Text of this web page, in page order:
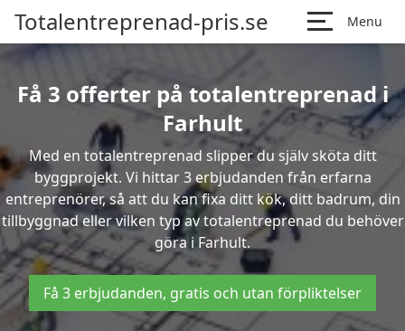
Totalentreprenad-pris.se Menu
Få 3 offerter på totalentreprenad i
Farhult
Med en totalentreprenad slipper du själv sköta ditt
byggprojekt. Vi hittar 3 erbjudanden från erfarna
entreprenörer, så att du kan fixa ditt kök, ditt badrum, din
tillbyggnad eller vilken typ av totalentreprenad du behöver
göra i Farhult.
Få 3 erbjudanden, gratis och utan förpliktelser